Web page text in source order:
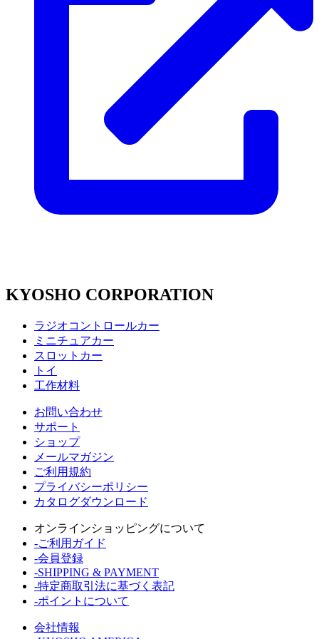
KYOSHO CORPORATION
ラジオコントロールカー
ミニチュアカー
スロットカー
トイ
工作材料
お問い合わせ
サポート
ショップ
メールマガジン
ご利用規約
プライバシーポリシー
カタログダウンロード
オンラインショッピングについて
-ご利用ガイド
-会員登録
-SHIPPING & PAYMENT
-特定商取引法に基づく表記
-ポイントについて
会社情報